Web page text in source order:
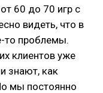
60 до 70 игр с
видеть, что в
то проблемы.
клиентов уже
знают, как
мы постоянно